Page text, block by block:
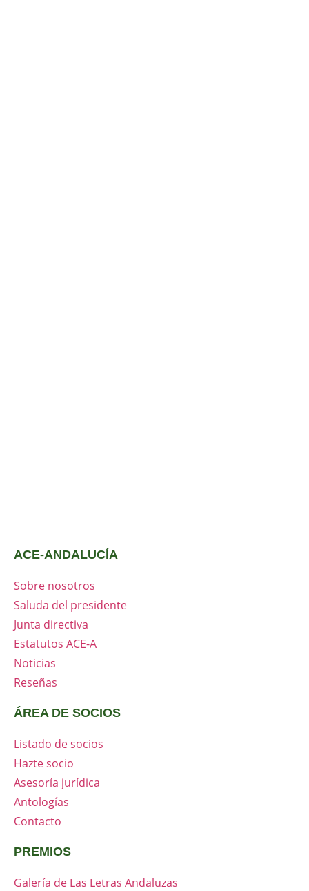
ACE-ANDALUCÍA
Sobre nosotros
Saluda del presidente
Junta directiva
Estatutos ACE-A
Noticias
Reseñas
ÁREA DE SOCIOS
Listado de socios
Hazte socio
Asesoría jurídica
Antologías
Contacto
PREMIOS
Galería de Las Letras Andaluzas